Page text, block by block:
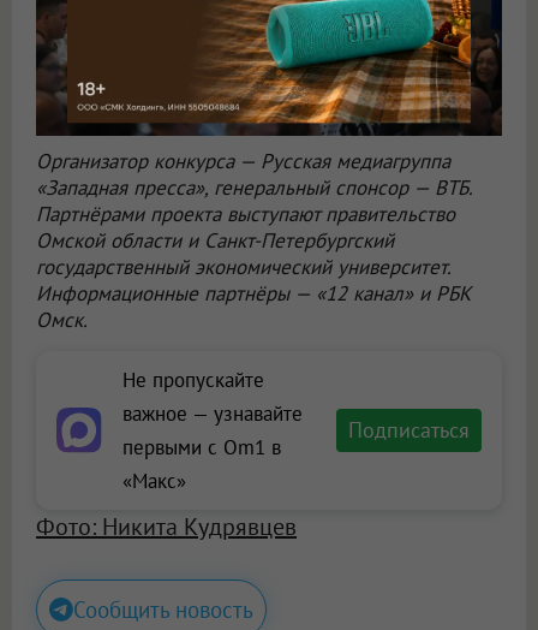
Организатор конкурса — Русская медиагруппа
«Западная пресса», генеральный спонсор — ВТБ.
Партнёрами проекта выступают правительство
Омской области и Санкт-Петербургский
государственный экономический университет.
Информационные партнёры — «12 канал» и РБК
Омск.
Не пропускайте
важное — узнавайте
первыми с Om1 в
«Макс»
Подписаться
Фото: Никита Кудрявцев
Сообщить новость